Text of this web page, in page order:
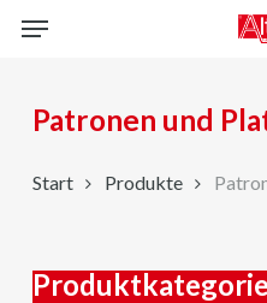
content
Menu
Patronen und
Start Produkte